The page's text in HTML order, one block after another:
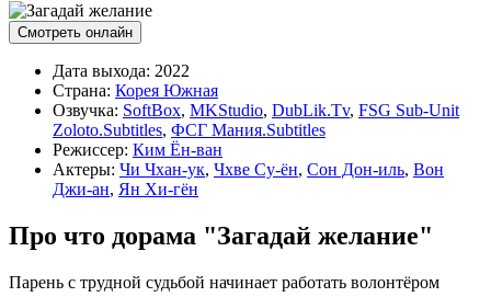
Смотреть онлайн
Дата выхода: 2022
Страна: Корея Южная
Озвучка: SoftBox, MKStudio, DubLik.Tv, FSG Sub-Unit
Zoloto.Subtitles, ФСГ Мания.Subtitles
Режиссер: Ким Ён-ван
Актеры: Чи Чхан-ук, Чхве Су-ён, Сон Дон-иль, Вон
Джи-ан, Ян Хи-гён
Про что дорама "Загадай желание"
Парень с трудной судьбой начинает работать волонтёром